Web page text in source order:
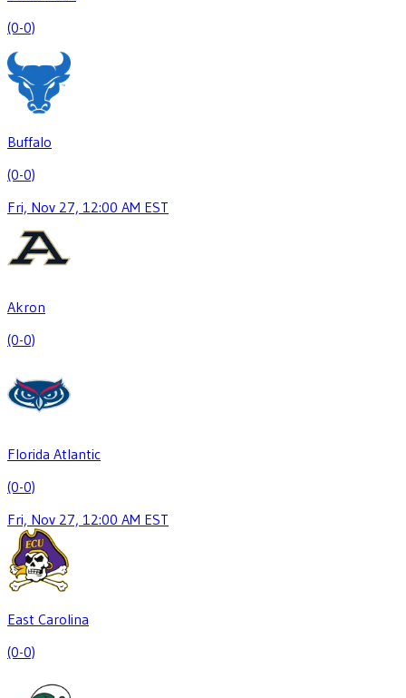
(0-0)
Buffalo
(0-0)
Fri, Nov 27, 12:00 AM EST
Akron
(0-0)
Florida Atlantic
(0-0)
Fri, Nov 27, 12:00 AM EST
East Carolina
(0-0)